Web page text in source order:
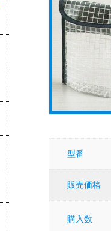
型番
販売価格
購入数